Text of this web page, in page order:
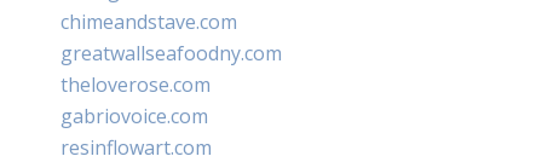
chimeandstave.com
greatwallseafoodny.com
theloverose.com
gabriovoice.com
resinflowart.com